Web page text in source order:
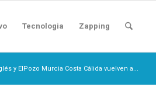
Tecnologia Zapping
y ElPozo Murcia Costa Cálida vuelven a...